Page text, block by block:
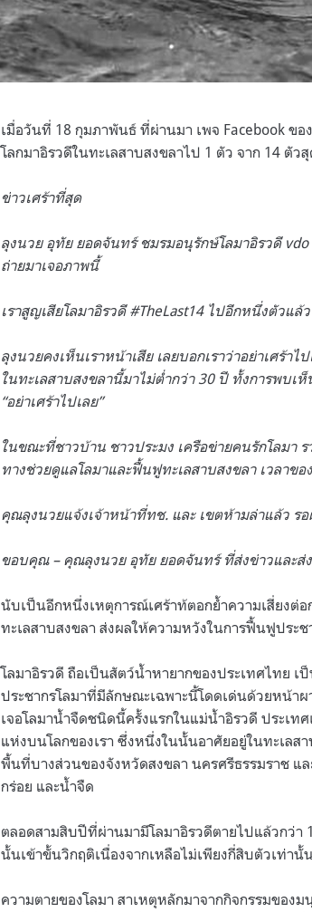
เมื่อวันที่ 18 กุมภาพันธ์ ที่ผ่านมา เพจ Facebook ของ
โลกมาอิรวดีในทะเลสาบสงขลาไป 1 ตัว จาก 14 ตัว
ข่าวเศร้าที่สุด
ลุงนวย อุทัย ยอดจันทร์ ชมรมอนุรักษ์โลมาอิรวดี
ถ่ายมาเจอภาพนี้
เราสูญเสียโลมาอิรวดี #TheLast14 ไปอีกหนึ่งตัวแล้ว
ลุงนวยคงเห็นเราหน้าเสีย เลยบอกเราว่าอย่าเศร้า
ในทะเลสาบสงขลานี้มาไม่ต่ำกว่า 30 ปี ทั้งการพบ
“อย่าเศร้าไปเลย”
ในขณะที่ชาวบ้าน ชาวประมง เครือข่ายคนรักโลมา
ทางช่วยดูแลโลมาและฟื้นฟูทะเลสาบสงขลา เวลาข
คุณลุงนวยแจ้งเจ้าหน้าที่ทช. และ เขตห้ามล่าแล้ว
ขอบคุณ – คุณลุงนวย อุทัย ยอดจันทร์ ที่ส่งข่าวและส่
นับเป็นอีกหนึ่งเหตุการณ์เศร้าท้ตอกย้ำความเสี่ยงต่
ทะเลสาบสงขลา ส่งผลให้ความหวังในการฟื้นฟูประ
โลมาอิรวดี ถือเป็นสัตว์น้ำหายากของประเทศไทย
ประชากรโลมาที่มีลักษณะเฉพาะนี้โดดเด่นด้วยหน้า
เจอโลมาน้ำจืดชนิดนี้ครั้งแรกในแม่น้ำอิรวดี ประเทศ
แห่งบนโลกของเรา ซึ่งหนึ่งในนั้นอาศัยอยู่ในทะเล
พื้นที่บางส่วนของจังหวัดสงขลา นครศรีธรรมราช แ
กร่อย และน้ำจืด
ตลอดสามสิบปีที่ผ่านมามีโลมาอิรวดีตายไปแล้วกว่า
นั้นเข้าขั้นวิกฤติเนื่องจากเหลือไม่เพียงกี่สิบตัวเท่านั้
ความตายของโลมา สาเหตุหลักมาจากกิจกรรมขอ